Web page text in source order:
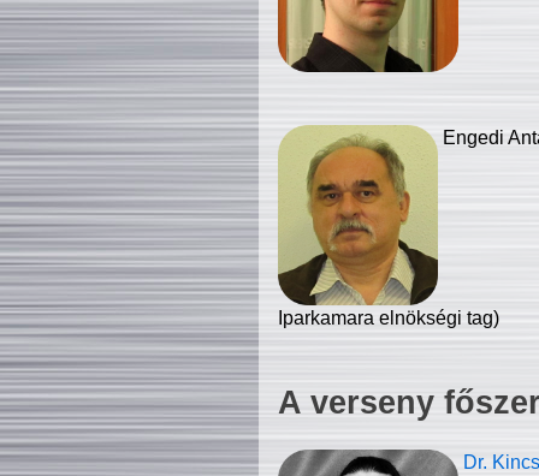
Engedi
Iparkamara elnökségi tag)
A verseny
Dr.